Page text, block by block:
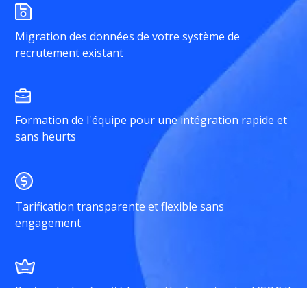
Migration des données de votre système de
recrutement existant
Formation de l'équipe pour une intégration rapide et
sans heurts
Tarification transparente et flexible sans
engagement